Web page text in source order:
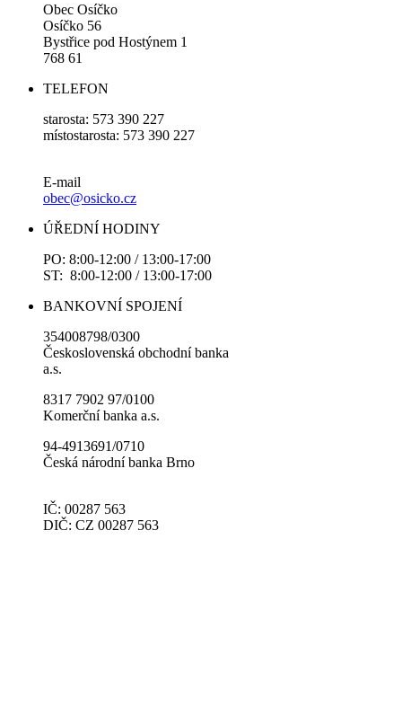
Obec Osíčko
Osíčko 56
Bystřice pod Hostýnem 1
768 61
TELEFON
starosta: 573 390 227
místostarosta: 573 390 227
E-mail
obec@osicko.cz
ÚŘEDNÍ HODINY
PO: 8:00-12:00 / 13:00-17:00
ST: 8:00-12:00 / 13:00-17:00
BANKOVNÍ SPOJENÍ
354008798/0300
Československá obchodní banka
a.s.
8317 7902 97/0100
Komerční banka a.s.
94-4913691/0710
Česká národní banka Brno
IČ: 00287 563
DIČ: CZ 00287 563